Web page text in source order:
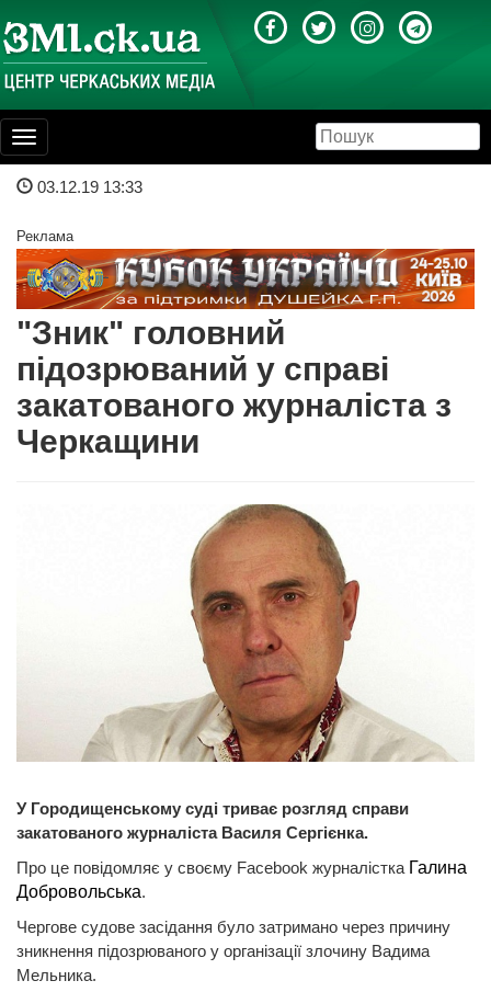
Toggle
navigation
03.12.19 13:33
Реклама
"Зник" головний
підозрюваний у справі
закатованого журналіста з
Черкащини
У Городищенському суді триває розгляд справи
закатованого журналіста Василя Сергієнка.
Про це повідомляє у своєму Facebook журналістка Галина
Добровольська.
Чергове судове засідання було затримано через причину
зникнення підозрюваного у організації злочину Вадима
Мельника.